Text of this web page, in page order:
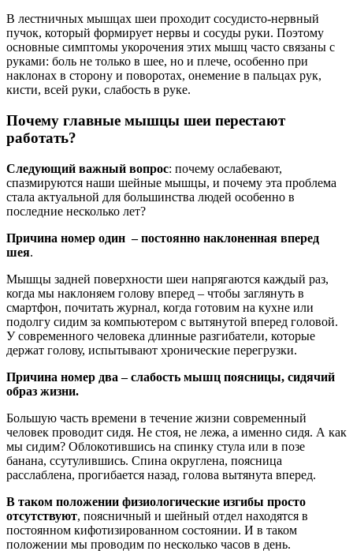
В лестничных мышцах шеи проходит сосудисто-нервный
пучок, который формирует нервы и сосуды руки. Поэтому
основные симптомы укорочения этих мышц часто связаны с
руками: боль не только в шее, но и плече, особенно при
наклонах в сторону и поворотах, онемение в пальцах рук,
кисти, всей руки, слабость в руке.
Почему главные мышцы шеи перестают
работать?
Следующий важный вопрос: почему ослабевают,
спазмируются наши шейные мышцы, и почему эта проблема
стала актуальной для большинства людей особенно в
последние несколько лет?
Причина номер один – постоянно наклоненная вперед
шея.
Мышцы задней поверхности шеи напрягаются каждый раз,
когда мы наклоняем голову вперед – чтобы заглянуть в
смартфон, почитать журнал, когда готовим на кухне или
подолгу сидим за компьютером с вытянутой вперед головой.
У современного человека длинные разгибатели, которые
держат голову, испытывают хронические перегрузки.
Причина номер два – слабость мышц поясницы, сидячий
образ жизни.
Большую часть времени в течение жизни современный
человек проводит сидя. Не стоя, не лежа, а именно сидя. А как
мы сидим? Облокотившись на спинку стула или в позе
банана, ссутулившись. Спина округлена, поясница
расслаблена, прогибается назад, голова вытянута вперед.
В таком положении физиологические изгибы просто
отсутствуют, поясничный и шейный отдел находятся в
постоянном кифотизированном состоянии. И в таком
положении мы проводим по несколько часов в день.